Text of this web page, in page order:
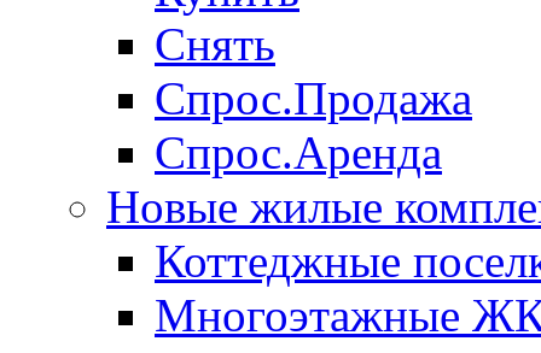
Снять
Спрос.Продажа
Спрос.Аренда
Новые жилые
Коттеджные
Многоэтажные